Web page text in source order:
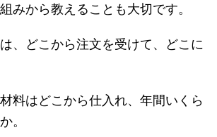
みから教えることも大切です。
、どこから注文を受けて、どこに
料はどこから仕入れ、年間いくら
。